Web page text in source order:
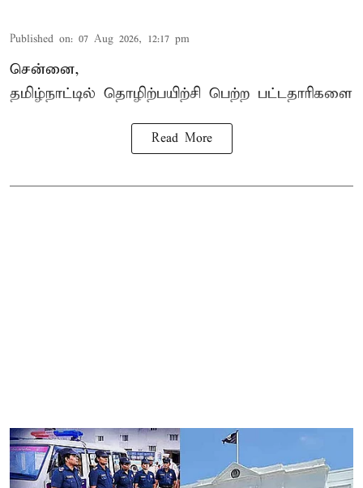
Published on: 07 Aug 2026, 12:17 pm
சென்னை,
தமிழ்நாட்டில் தொழிற்பயிற்சி பெற்ற பட்டதாரிகளை
Read More